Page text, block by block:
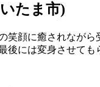
たま市)
笑顔に癒されなが
後には変身させて